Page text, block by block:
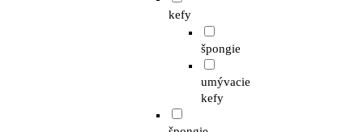
kefy
špongie
umývacie
kefy